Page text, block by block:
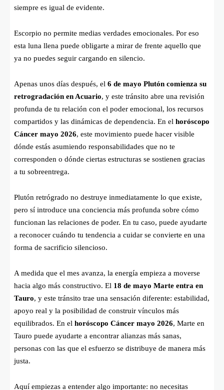
siempre es igual de evidente.
Escorpio no permite medias verdades emocionales. Por eso
esta luna llena puede obligarte a mirar de frente aquello que
ya no puedes seguir cargando en silencio.
Apenas unos días después, el 6 de mayo Plutón comienza su
retrogradación en Acuario, y este tránsito abre una revisión
profunda de tu relación con el poder emocional, los recursos
compartidos y las dinámicas de dependencia. En el horóscopo
Cáncer mayo 2026, este movimiento puede hacer visible
dónde estás asumiendo responsabilidades que no te
corresponden o dónde ciertas estructuras se sostienen gracias
a tu sobreentrega.
Plutón retrógrado no destruye inmediatamente lo que existe,
pero sí introduce una conciencia más profunda sobre cómo
funcionan las relaciones de poder. En tu caso, puede ayudarte
a reconocer cuándo tu tendencia a cuidar se convierte en una
forma de sacrificio silencioso.
A medida que el mes avanza, la energía empieza a moverse
hacia algo más constructivo. El 18 de mayo Marte entra en
Tauro, y este tránsito trae una sensación diferente: estabilidad,
apoyo real y la posibilidad de construir vínculos más
equilibrados. En el horóscopo Cáncer mayo 2026, Marte en
Tauro puede ayudarte a encontrar alianzas más sanas,
personas con las que el esfuerzo se distribuye de manera más
justa.
Aquí empiezas a entender algo importante: no necesitas